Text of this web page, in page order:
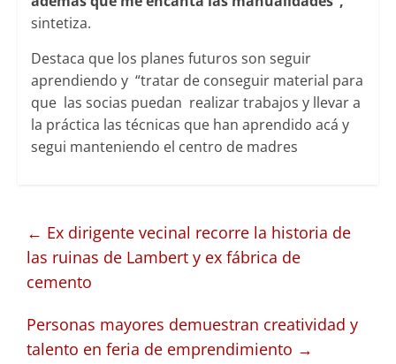
sintetiza.
Destaca que los planes futuros son seguir
aprendiendo y “tratar de conseguir material para
que las socias puedan realizar trabajos y llevar a
la práctica las técnicas que han aprendido acá y
segui manteniendo el centro de madres
← Ex dirigente vecinal recorre la historia de
las ruinas de Lambert y ex fábrica de
cemento
Personas mayores demuestran creatividad y
talento en feria de emprendimiento →